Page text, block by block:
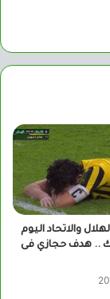
والاتحاد اليوم
.. هدف حجازي فى